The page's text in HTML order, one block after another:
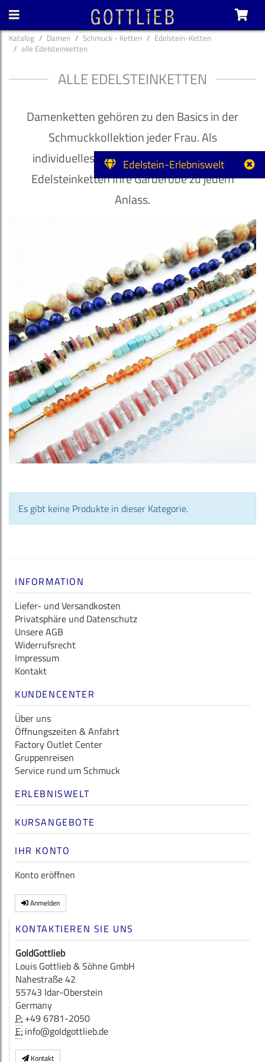
Edelstein-Erlebniswelt
Katalog Damen Schmuck - Ketten
Edelstein-Ketten
alle Edelsteinketten
ALLE EDELSTEINKETTEN
Damenketten gehören zu den Basics in der
Schmuckkollektion jeder Frau. Als
individuelles Accessoire veredeln unsere
Edelsteinketten Ihre Garderobe zu jedem
Anlass.
Es gibt keine Produkte in dieser Kategorie.
INFORMATION
Liefer- und Versandkosten
Privatsphäre und Datenschutz
Unsere AGB
Widerrufsrecht
Impressum
Kontakt
KUNDENCENTER
Über uns
Öffnungszeiten & Anfahrt
Factory Outlet Center
Gruppenreisen
Service rund um Schmuck
ERLEBNISWELT
KURSANGEBOTE
IHR KONTO
Konto eröffnen
Anmelden
KONTAKTIEREN SIE UNS
GoldGottlieb
Louis Gottlieb & Söhne GmbH
Nahestraße 42
55743 Idar-Oberstein
Germany
P: +49 6781-2050
E: info@goldgottlieb.de
Kontakt